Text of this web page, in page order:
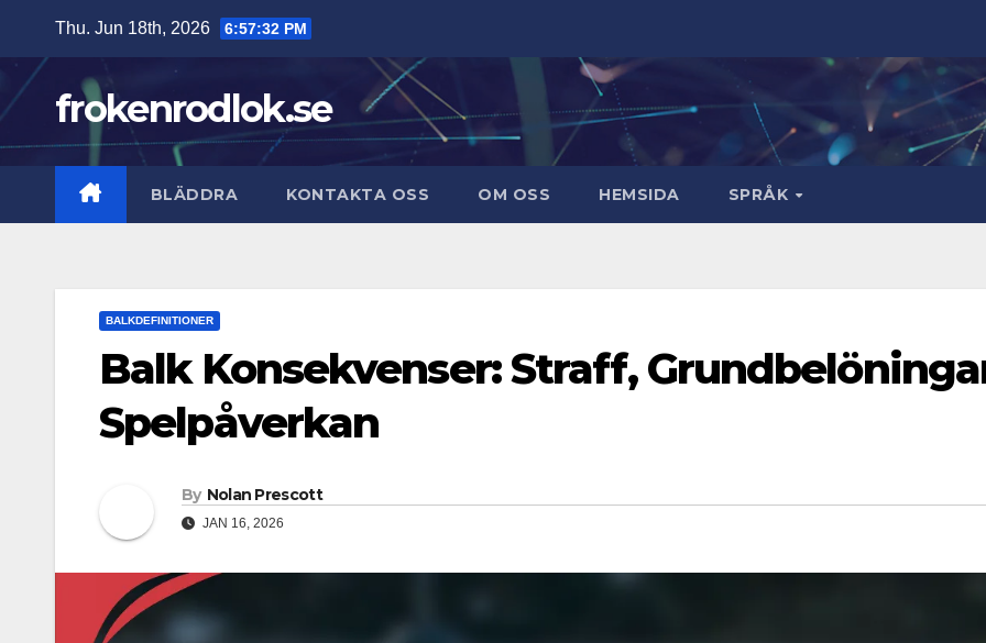
content
Thu. Jun 18th, 2026 6:57:33 PM
frokenrodlok.se
BLÄDDRA KONTAKTA OSS OM OSS HEMSIDA SPRÅK
BALKDEFINITIONER
Balk Konsekvenser: Straff,
Spelpåverkan
By Nolan Prescott
JAN 16, 2026